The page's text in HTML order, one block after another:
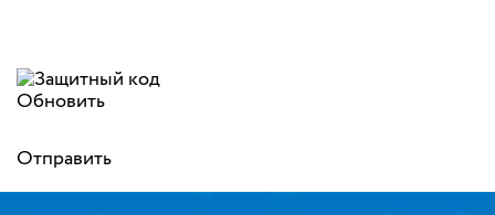
Обновить
Отправить